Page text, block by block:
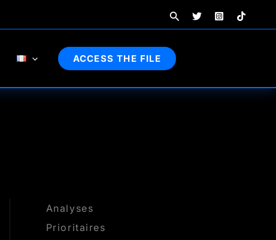
Rechercher
ACCESS THE FILE
Analyses
Prioritaires